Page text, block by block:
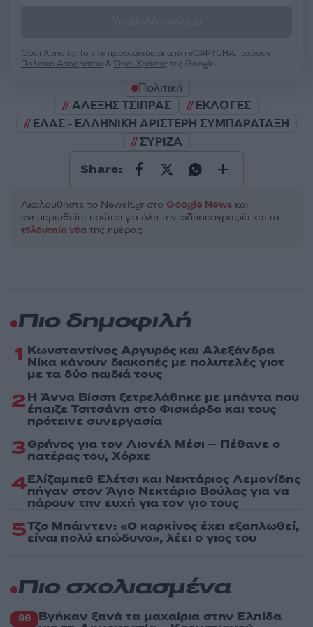
Όροι Χρήσης. Το site προστατεύεται από reCAPTCHA, ισχύουν
Πολιτική Απορρήτου &Όροι Χρήσης της Google.
Πολιτική
ΑΛΕΞΗΣ ΤΣΙΠΡΑΣ
ΕΚΛΟΓΕΣ
ΕΛΑΣ - ΕΛΛΗΝΙΚΗ ΑΡΙΣΤΕΡΗ ΣΥΜΠΑΡΑΤΑΞΗ
ΣΥΡΙΖΑ
Share:
Ακολουθήστε το Νewsit.gr στο Google News και
ενημερωθείτε πρώτοι για όλη την ειδησεογραφία και τα
τελευταία νέα της ημέρας
Πιο δημοφιλή
1 Κωνσταντίνος Αργυρός και Αλεξάνδρα
Νίκα κάνουν διακοπές με πολυτελές γιοτ
με τα δύο παιδιά τους
2Η Άννα Βίσση ξετρελάθηκε με μπάντα που
έπαιζε Τσιτσάνη στο Φισκάρδο και τους
πρότεινε συνεργασία
3Θρήνος για τον Λιονέλ Μέσι – Πέθανε ο
πατέρας του, Χόρχε
4Ελίζαμπεθ Ελέτσι και Νεκτάριος Λεμονίδης
πήγαν στον Άγιο Νεκτάριο Βούλας για να
πάρουν την ευχή για τον γιο τους
5Τζο Μπάιντεν: «Ο καρκίνος έχει εξαπλωθεί,
είναι πολύ επώδυνο», λέει ο γιος του
Πιο σχολιασμένα
96 Βγήκαν ξανά τα μαχαίρια στην Ελπίδα